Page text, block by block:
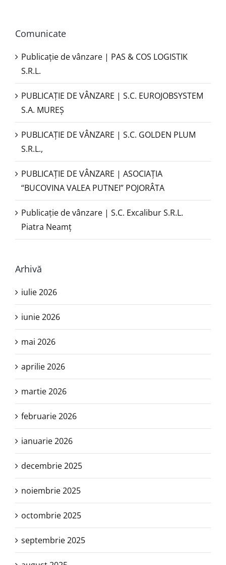
Comunicate
Publicație de vânzare | PAS & COS LOGISTIK
S.R.L.
PUBLICAŢIE DE VÂNZARE | S.C. EUROJOBSYSTEM
S.A. MUREȘ
PUBLICAȚIE DE VÂNZARE | S.C. GOLDEN PLUM
S.R.L.,
PUBLICAŢIE DE VÂNZARE | ASOCIAȚIA
“BUCOVINA VALEA PUTNEI” POJORÂTA
Publicație de vânzare | S.C. Excalibur S.R.L.
Piatra Neamţ
Arhivă
iulie 2026
iunie 2026
mai 2026
aprilie 2026
martie 2026
februarie 2026
ianuarie 2026
decembrie 2025
noiembrie 2025
octombrie 2025
septembrie 2025